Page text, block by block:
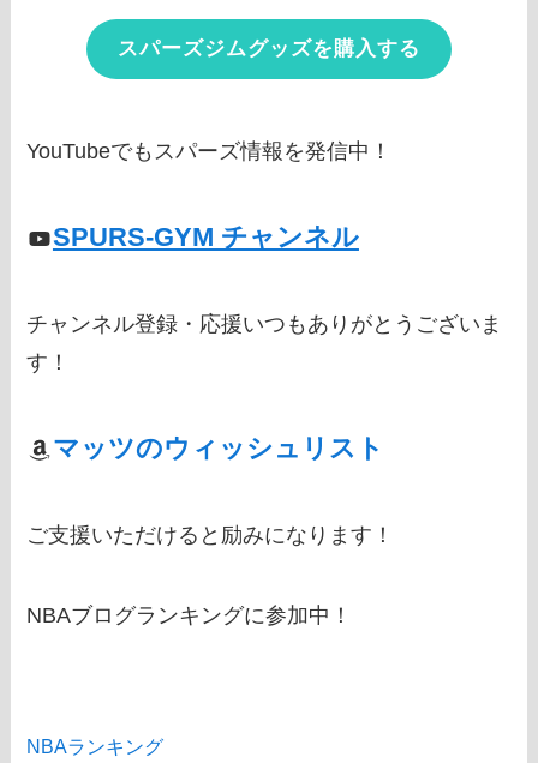
スパーズジムグッズを購入する
YouTubeでもスパーズ情報を発信中！
SPURS-GYM チャンネル
チャンネル登録・応援いつもありがとうございま
す！
マッツのウィッシュリスト
ご支援いただけると励みになります！
NBAブログランキングに参加中！
NBAランキング